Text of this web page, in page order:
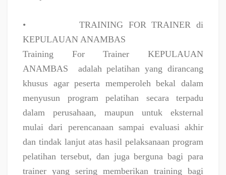
•
TRAINING FOR TRAINER di
KEPULAUAN ANAMBAS
Training For Trainer KEPULAUAN
ANAMBAS
adalah pelatihan yang dirancang
khusus agar peserta memperoleh bekal dalam
menyusun program pelatihan secara terpadu
dalam perusahaan, maupun untuk eksternal
mulai dari perencanaan sampai evaluasi akhir
dan tindak lanjut atas hasil pelaksanaan program
pelatihan tersebut, dan juga berguna bagi para
trainer yang sering memberikan training bagi